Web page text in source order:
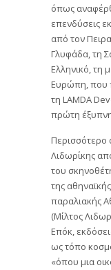
όπως
επενδύσεις
από τον
Γλυφάδα, τη
Ελληνικό, τη
Ευρώπη, που
τη LAMDA
πρώτη
Περισσότερο
Λιδωρίκης
του
της
παραλιακής
(Μίλτος
Επόκ,
ως τόπο
«όπου μια